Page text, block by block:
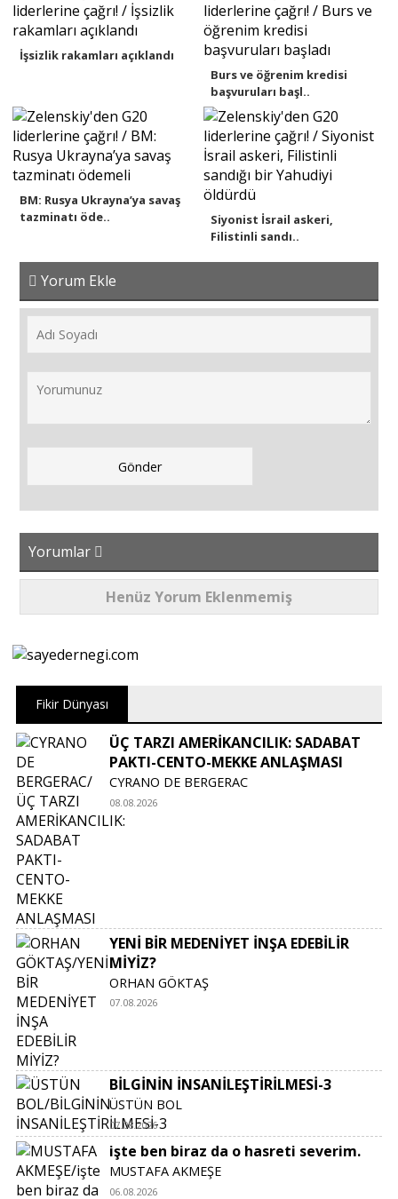
İşsizlik rakamları açıklandı
Burs ve öğrenim kredisi
başvuruları başl..
BM: Rusya Ukrayna’ya savaş
tazminatı öde..
Siyonist İsrail askeri,
Filistinli sandı..
Yorum Ekle
Yorumlar
Henüz Yorum Eklenmemiş
Fikir Dünyası
ÜÇ TARZI AMERİKANCILIK: SADABAT
PAKTI-CENTO-MEKKE ANLAŞMASI
CYRANO DE BERGERAC
08.08.2026
YENİ BİR MEDENİYET İNŞA EDEBİLİR
MİYİZ?
ORHAN GÖKTAŞ
07.08.2026
BİLGİNİN İNSANİLEŞTİRİLMESİ-3
ÜSTÜN BOL
07.08.2026
işte ben biraz da o hasreti severim.
MUSTAFA AKMEŞE
06.08.2026